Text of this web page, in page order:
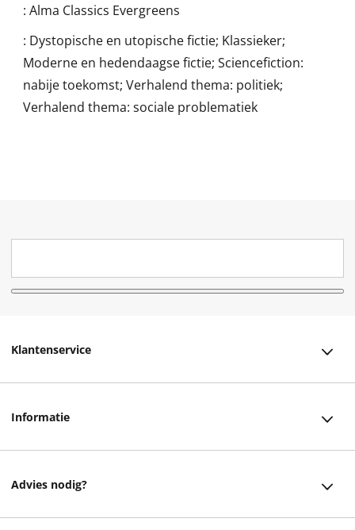
: Alma Classics Evergreens
: Dystopische en utopische fictie; Klassieker;
Moderne en hedendaagse fictie; Sciencefiction:
nabije toekomst; Verhalend thema: politiek;
Verhalend thema: sociale problematiek
Klantenservice
Informatie
Advies nodig?